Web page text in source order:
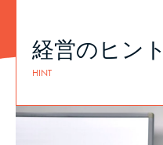
経営のヒント
HINT